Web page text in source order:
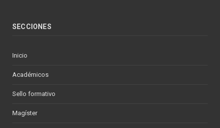
SECCIONES
Inicio
Académicos
Sello formativo
Magíster